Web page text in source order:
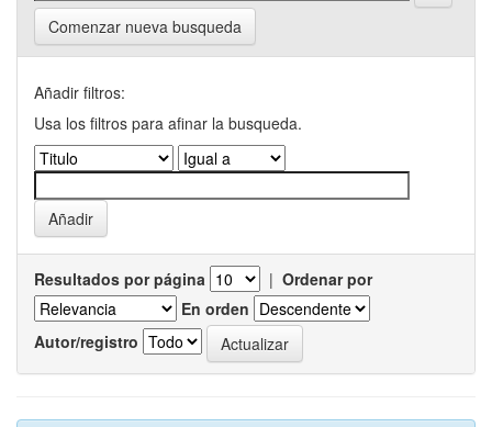
Comenzar nueva busqueda
Añadir filtros:
Usa los filtros para afinar la busqueda.
Resultados por página | Ordenar por
En orden
Autor/registro